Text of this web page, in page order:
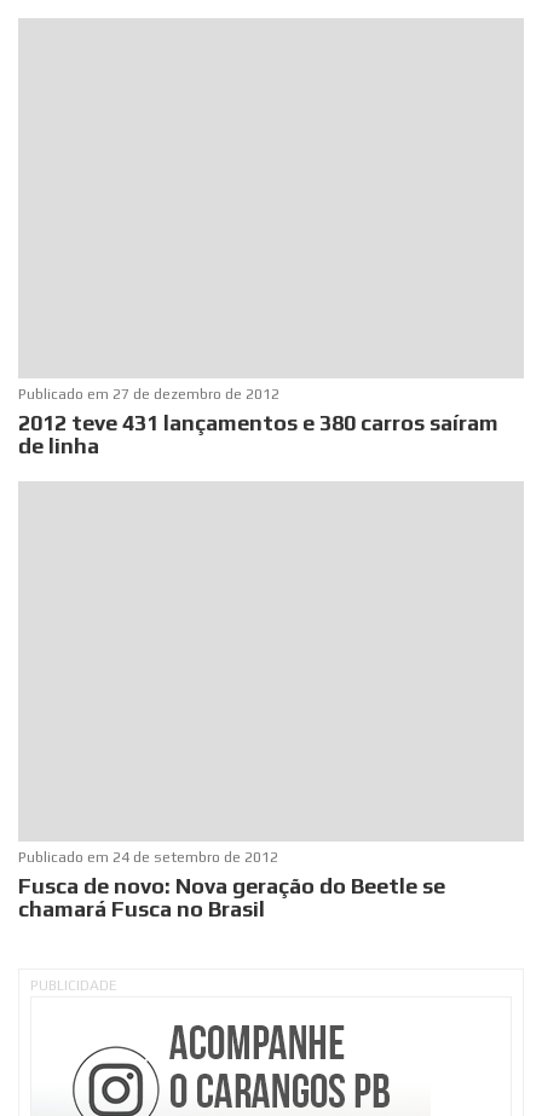
Publicado em 27 de dezembro de 2012
2012 teve 431 lançamentos e 380 carros saíram
de linha
Publicado em 24 de setembro de 2012
Fusca de novo: Nova geração do Beetle se
chamará Fusca no Brasil
PUBLICIDADE